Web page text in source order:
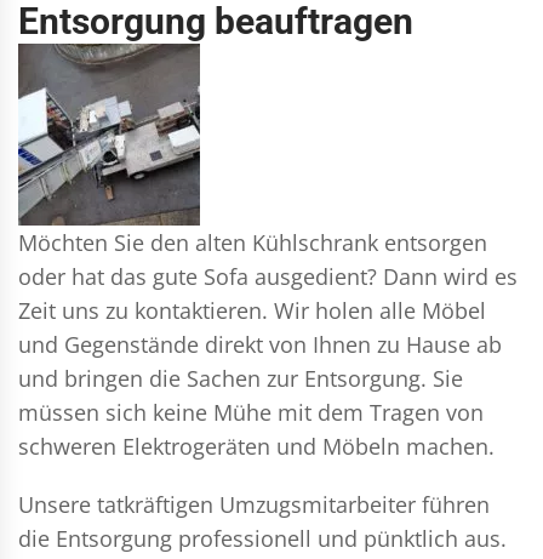
Entsorgung beauftragen
Möchten Sie den alten Kühlschrank entsorgen
oder hat das gute Sofa ausgedient? Dann wird es
Zeit uns zu kontaktieren. Wir holen alle Möbel
und Gegenstände direkt von Ihnen zu Hause ab
und bringen die Sachen zur Entsorgung. Sie
müssen sich keine Mühe mit dem Tragen von
schweren Elektrogeräten und Möbeln machen.
Unsere tatkräftigen Umzugsmitarbeiter führen
die Entsorgung professionell und pünktlich aus.